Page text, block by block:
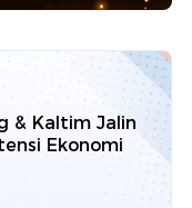
& Kaltim Jalin
Ekonomi